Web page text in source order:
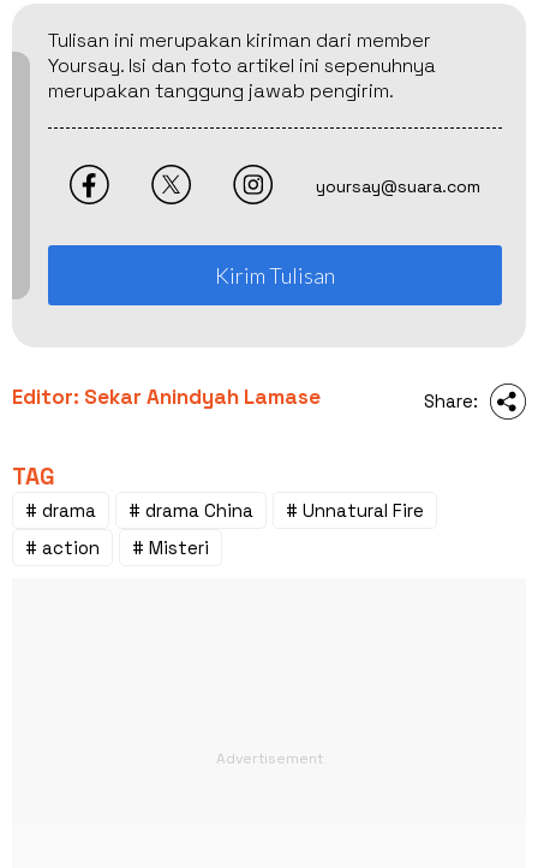
Tulisan ini merupakan kiriman dari member
Yoursay. Isi dan foto artikel ini sepenuhnya
merupakan tanggung jawab pengirim.
yoursay@suara.com
Kirim Tulisan
Editor: Sekar Anindyah Lamase Share:
TAG
# drama # drama China
# Unnatural Fire
# action
# Misteri